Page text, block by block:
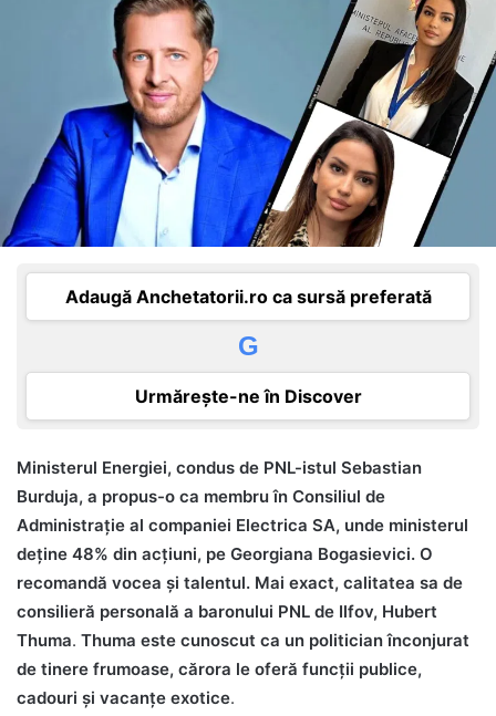
Adaugă Anchetatorii.ro ca sursă preferată
G
Urmărește-ne în Discover
Ministerul Energiei, condus de PNL-istul Sebastian
Burduja, a propus-o ca membru în Consiliul de
Administrație al companiei Electrica SA, unde ministerul
deține 48% din acțiuni, pe Georgiana Bogasievici. O
recomandă vocea și talentul. Mai exact, calitatea sa de
consilieră personală a baronului PNL de Ilfov, Hubert
Thuma. Thuma este cunoscut ca un politician înconjurat
de tinere frumoase, cărora le oferă funcții publice,
cadouri și vacanțe exotice.